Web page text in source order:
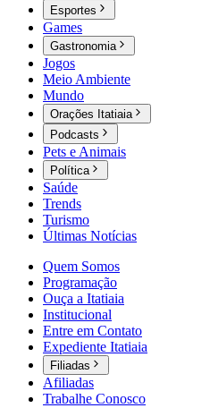
Esportes
Games
Gastronomia
Jogos
Meio Ambiente
Mundo
Orações Itatiaia
Podcasts
Pets e Animais
Política
Saúde
Trends
Turismo
Últimas Notícias
Quem Somos
Programação
Ouça a Itatiaia
Institucional
Entre em Contato
Expediente Itatiaia
Filiadas
Afiliadas
Trabalhe Conosco